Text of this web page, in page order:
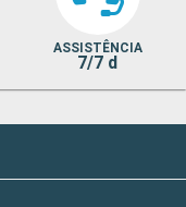
ASSISTÊNCIA
7/7 d